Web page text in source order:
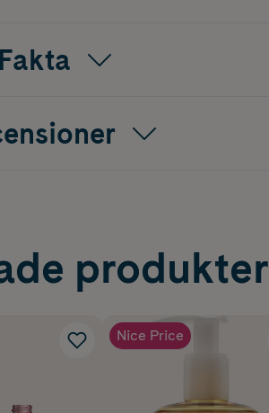
Fakta
produkter
Nice Price